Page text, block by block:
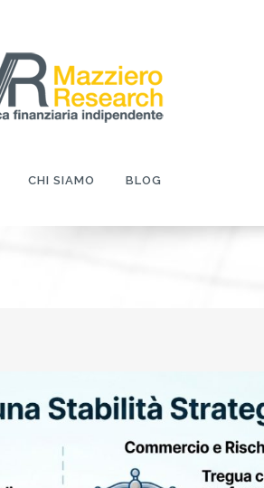
CHI SIAMO BLOG